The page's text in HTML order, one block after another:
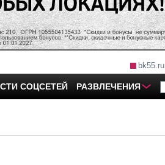
bk55.ru
СОЦСЕТЕЙ РАЗВЛЕЧЕНИЯ